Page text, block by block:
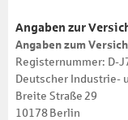
Angaben zur
Angaben zum
Registernummer: D-
Deutscher Industrie-
Breite Straße 29
10178 Berlin